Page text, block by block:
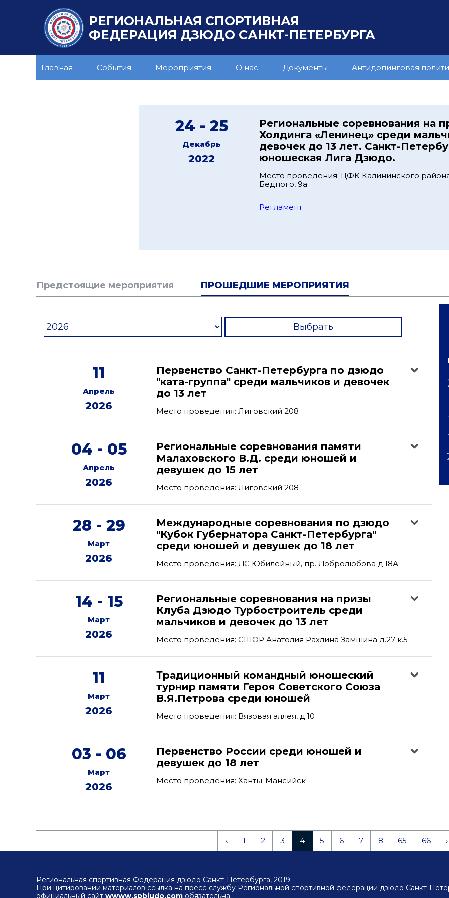
РЕГИОНАЛЬНАЯ СПОРТИВНАЯ
ФЕДЕРАЦИЯ ДЗЮДО САНКТ-ПЕТЕРБУРГА
Главная События Мероприятия О нас Документы Антидопинговая
24 - 25
Декабрь
2022
Региональные соревнования на
Холдинга «Ленинец» среди
девочек до 13 лет. Санкт-
юношеская Лига Дзюдо.
Место проведения: ЦФК Калининского
Бедного, 9а
Регламент
Предстоящие мероприятия ПРОШЕДШИЕ МЕРОПРИЯТИЯ
Выбрать
11
Апрель
2026
Первенство Санкт-Петербурга по дзюдо
"ката-группа" среди мальчиков и девочек
до 13 лет
Место проведения: Лиговский 208
04 - 05
Апрель
2026
Региональные соревнования памяти
Малаховского В.Д. среди юношей и
девушек до 15 лет
Место проведения: Лиговский 208
28 - 29
Март
2026
Международные соревнования по дзюдо
"Кубок Губернатора Санкт-Петербурга"
среди юношей и девушек до 18 лет
Место проведения: ДС Юбилейный, пр. Добролюбова д.18А
14 - 15
Март
2026
Региональные соревнования на призы
Клуба Дзюдо Турбостроитель среди
мальчиков и девочек до 13 лет
Место проведения: СШОР Анатолия Рахлина Замшина д.27 к.5
11
Март
2026
Традиционный командный юношеский
турнир памяти Героя Советского Союза
В.Я.Петрова среди юношей
Место проведения: Вязовая аллея, д.10
03 - 06
Март
2026
Первенство России среди юношей и
девушек до 18 лет
Место проведения: Ханты-Мансийск
1
‹ 1 2 3 4 5 6 7 8 65 66 ›
Региональная спортивная Федерация дзюдо Санкт-Петербурга, 2019.
При цитировании материалов ссылка на пресс-службу Региональной спортивной федерации дзюдо Санкт-
официальный сайт wwww.spbjudo.com обязательна.